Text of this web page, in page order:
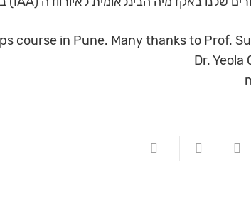
course in Pune. Many thanks to Prof.
Dr. Yeola